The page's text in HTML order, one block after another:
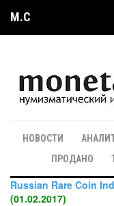
M.C
НОВОСТИ
ПРОДАНО
Russian Rare Coin
(01.02.2017)